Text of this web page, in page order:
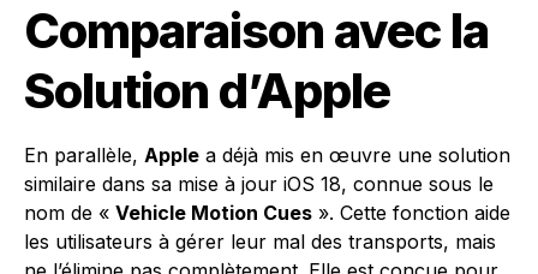
Comparaison avec la
Solution d’Apple
En parallèle, Apple a déjà mis en œuvre une solution
similaire dans sa mise à jour iOS 18, connue sous le
nom de « Vehicle Motion Cues ». Cette fonction aide
les utilisateurs à gérer leur mal des transports, mais